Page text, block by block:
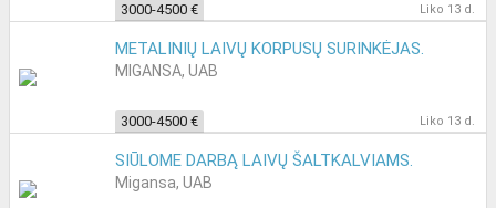
3000-4500 € Liko 13 d.
METALINIŲ LAIVŲ KORPUSŲ SURINKĖJAS.
MIGANSA, UAB
3000-4500 € Liko 13 d.
SIŪLOME DARBĄ LAIVŲ ŠALTKALVIAMS.
Migansa, UAB